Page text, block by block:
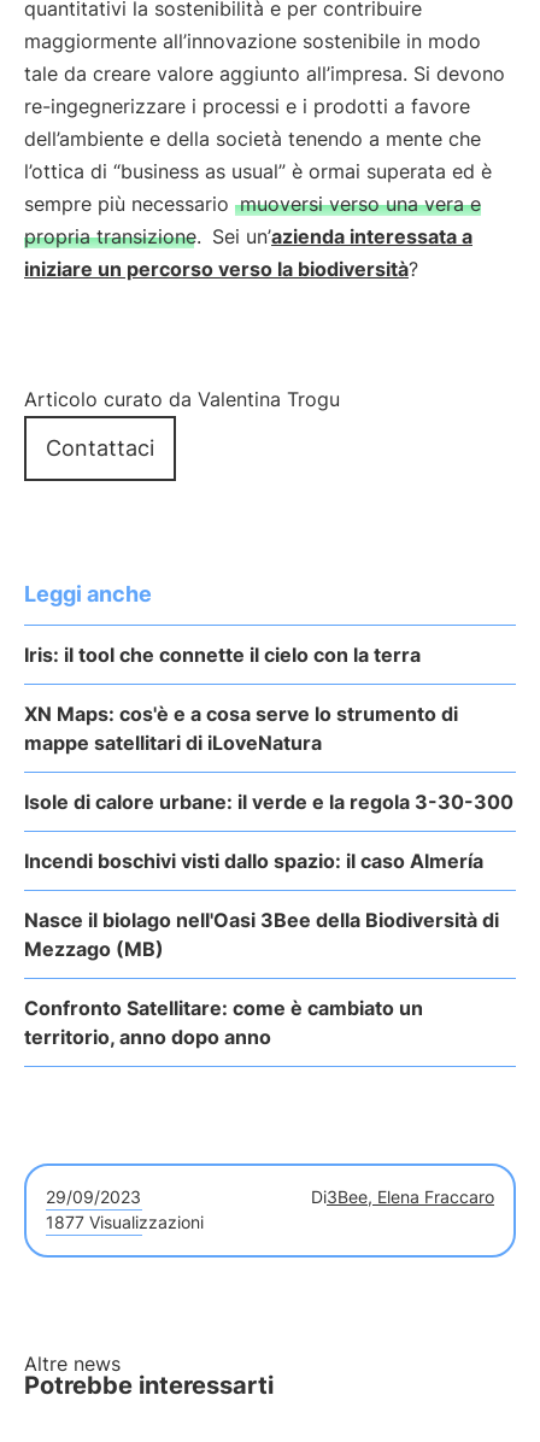
quantitativi la sostenibilità e per contribuire
maggiormente all’innovazione sostenibile in modo
tale da creare valore aggiunto all’impresa. Si devono
re-ingegnerizzare i processi e i prodotti a favore
dell’ambiente e della società tenendo a mente che
l’ottica di “business as usual” è ormai superata ed è
sempre più necessario muoversi verso una vera e
propria transizione. Sei un’azienda interessata a
iniziare un percorso verso la biodiversità?
Articolo curato da Valentina Trogu
Contattaci
Leggi anche
Iris: il tool che connette il cielo con la terra
XN Maps: cos'è e a cosa serve lo strumento di
mappe satellitari di iLoveNatura
Isole di calore urbane: il verde e la regola 3-30-300
Incendi boschivi visti dallo spazio: il caso Almería
Nasce il biolago nell'Oasi 3Bee della Biodiversità di
Mezzago (MB)
Confronto Satellitare: come è cambiato un
territorio, anno dopo anno
29/09/2023 Di3Bee, Elena Fraccaro
1877 Visualizzazioni
Altre news
Potrebbe interessarti